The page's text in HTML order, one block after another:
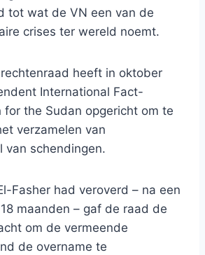
tot wat de VN een van de
crises ter wereld noemt.
heeft in oktober
International Fact-
for the Sudan opgericht om te
verzamelen van
van schendingen.
Fasher had veroverd – na een
maanden – gaf de raad de
om de vermeende
de overname te